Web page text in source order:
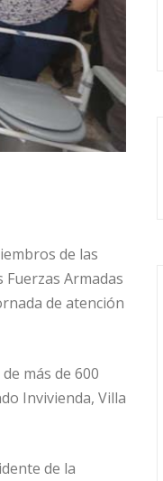
de las
Armadas
de atención
más de 600
Invivienda, Villa
de la